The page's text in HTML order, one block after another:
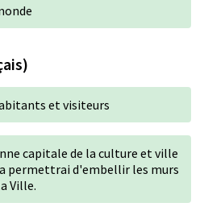
et visiteurs
capitale de la culture et ville
permettrai d'embellir les murs
Ville.